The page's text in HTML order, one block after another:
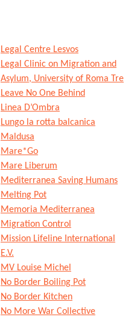
Legal Centre Lesvos
Legal Clinic on Migration and
Asylum, University of Roma Tre
Leave No One Behind
Linea D’Ombra
Lungo la rotta balcanica
Maldusa
Mare*Go
Mare Liberum
Mediterranea Saving Humans
Melting Pot
Memoria Mediterranea
Migration Control
Mission Lifeline International
E.V.
MV Louise Michel
No Border Boiling Pot
No Border Kitchen
No More War Collective